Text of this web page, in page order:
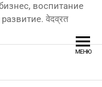
воспитание
वेदव्रत
МЕНЮ